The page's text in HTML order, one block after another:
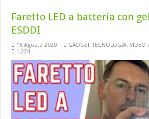
Faretto LED a batteria con
ESDDI
16 Agosto 2020 GADGET,TECNOLOGIA,VIDEO
1,224